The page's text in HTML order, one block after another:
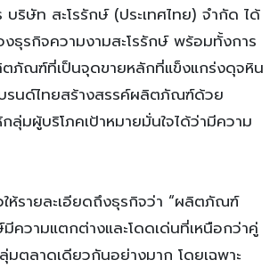
บริษัท สะโรรักษ์ (ประเทศไทย) จำกัด ได้
งธุรกิจความงามสะโรรักษ์ พร้อมทั้งการ
ภัณฑ์ที่เป็นจุดขายหลักที่แข็งแกร่งดุจหิน
บรนด์ไทยสร้างสรรค์ผลิตภัณฑ์ด้วย
ลุ่มผู้บริโภคเป้าหมายมั่นใจได้ว่ามีความ
ห้รายละเอียดถึงธุรกิจว่า “ผลิตภัณฑ์
ความแตกต่างและโดดเด่นที่เหนือกว่าคู่
มตลาดเดียวกันอย่างมาก โดยเฉพาะ